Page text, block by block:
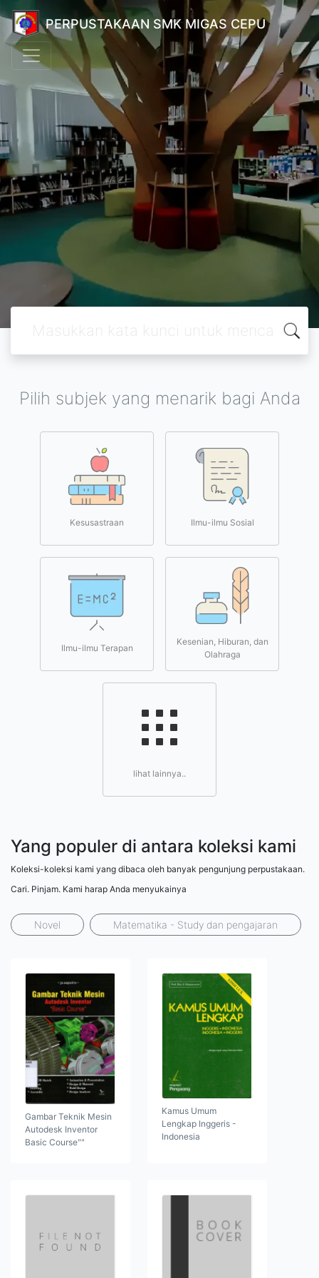
PERPUSTAKAAN SMK MIGAS CEPU
Pilih subjek yang menarik bagi Anda
Kesusastraan Ilmu-ilmu Sosial
Ilmu-ilmu Terapan
Kesenian, Hiburan, dan
Olahraga
lihat lainnya..
Yang populer di antara koleksi kami
Koleksi-koleksi kami yang dibaca oleh banyak pengunjung perpustakaan.
Cari. Pinjam. Kami harap Anda menyukainya
Novel Matematika - Study dan pengajaran
Gambar Teknik Mesin
Autodesk Inventor
Basic Course""
Kamus Umum
Lengkap Inggeris -
Indonesia